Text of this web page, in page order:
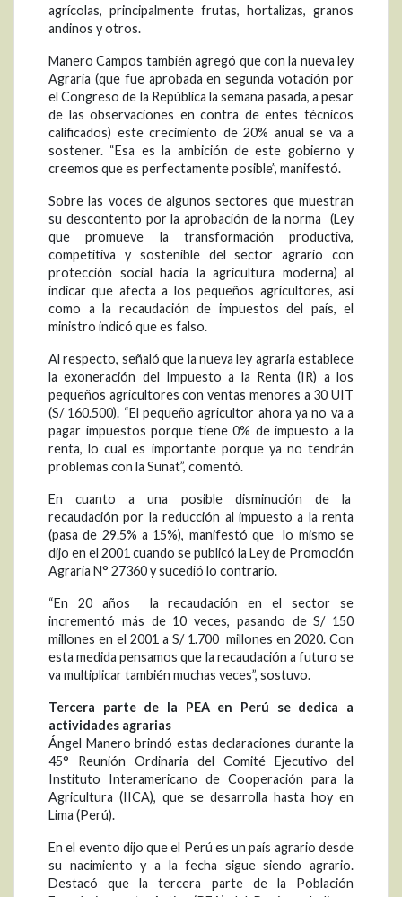
agrícolas, principalmente frutas, hortalizas, granos
andinos y otros.
Manero Campos también agregó que con la nueva ley
Agraria (que fue aprobada en segunda votación por
el Congreso de la República la semana pasada, a pesar
de las observaciones en contra de entes técnicos
calificados) este crecimiento de 20% anual se va a
sostener. “Esa es la ambición de este gobierno y
creemos que es perfectamente posible”, manifestó.
Sobre las voces de algunos sectores que muestran
su descontento por la aprobación de la norma (Ley
que promueve la transformación productiva,
competitiva y sostenible del sector agrario con
protección social hacia la agricultura moderna) al
indicar que afecta a los pequeños agricultores, así
como a la recaudación de impuestos del país, el
ministro indicó que es falso.
Al respecto, señaló que la nueva ley agraria establece
la exoneración del Impuesto a la Renta (IR) a los
pequeños agricultores con ventas menores a 30 UIT
(S/ 160.500). “El pequeño agricultor ahora ya no va a
pagar impuestos porque tiene 0% de impuesto a la
renta, lo cual es importante porque ya no tendrán
problemas con la Sunat”, comentó.
En cuanto a una posible disminución de la
recaudación por la reducción al impuesto a la renta
(pasa de 29.5% a 15%), manifestó que lo mismo se
dijo en el 2001 cuando se publicó la Ley de Promoción
Agraria N° 27360 y sucedió lo contrario.
“En 20 años la recaudación en el sector se
incrementó más de 10 veces, pasando de S/ 150
millones en el 2001 a S/ 1.700 millones en 2020. Con
esta medida pensamos que la recaudación a futuro se
va multiplicar también muchas veces”, sostuvo.
Tercera parte de la PEA en Perú se dedica a
actividades agrarias
Ángel Manero brindó estas declaraciones durante la
45° Reunión Ordinaria del Comité Ejecutivo del
Instituto Interamericano de Cooperación para la
Agricultura (IICA), que se desarrolla hasta hoy en
Lima (Perú).
En el evento dijo que el Perú es un país agrario desde
su nacimiento y a la fecha sigue siendo agrario.
Destacó que la tercera parte de la Población